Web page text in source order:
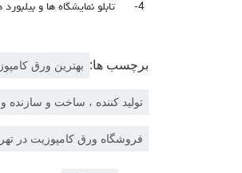
4- تابلو نمایشگاه ها و بیلبورد
برچسب ها: بهترین ورق
تولید کننده ، ساخت و سازنده
فروشگاه ورق کامپوزیت در